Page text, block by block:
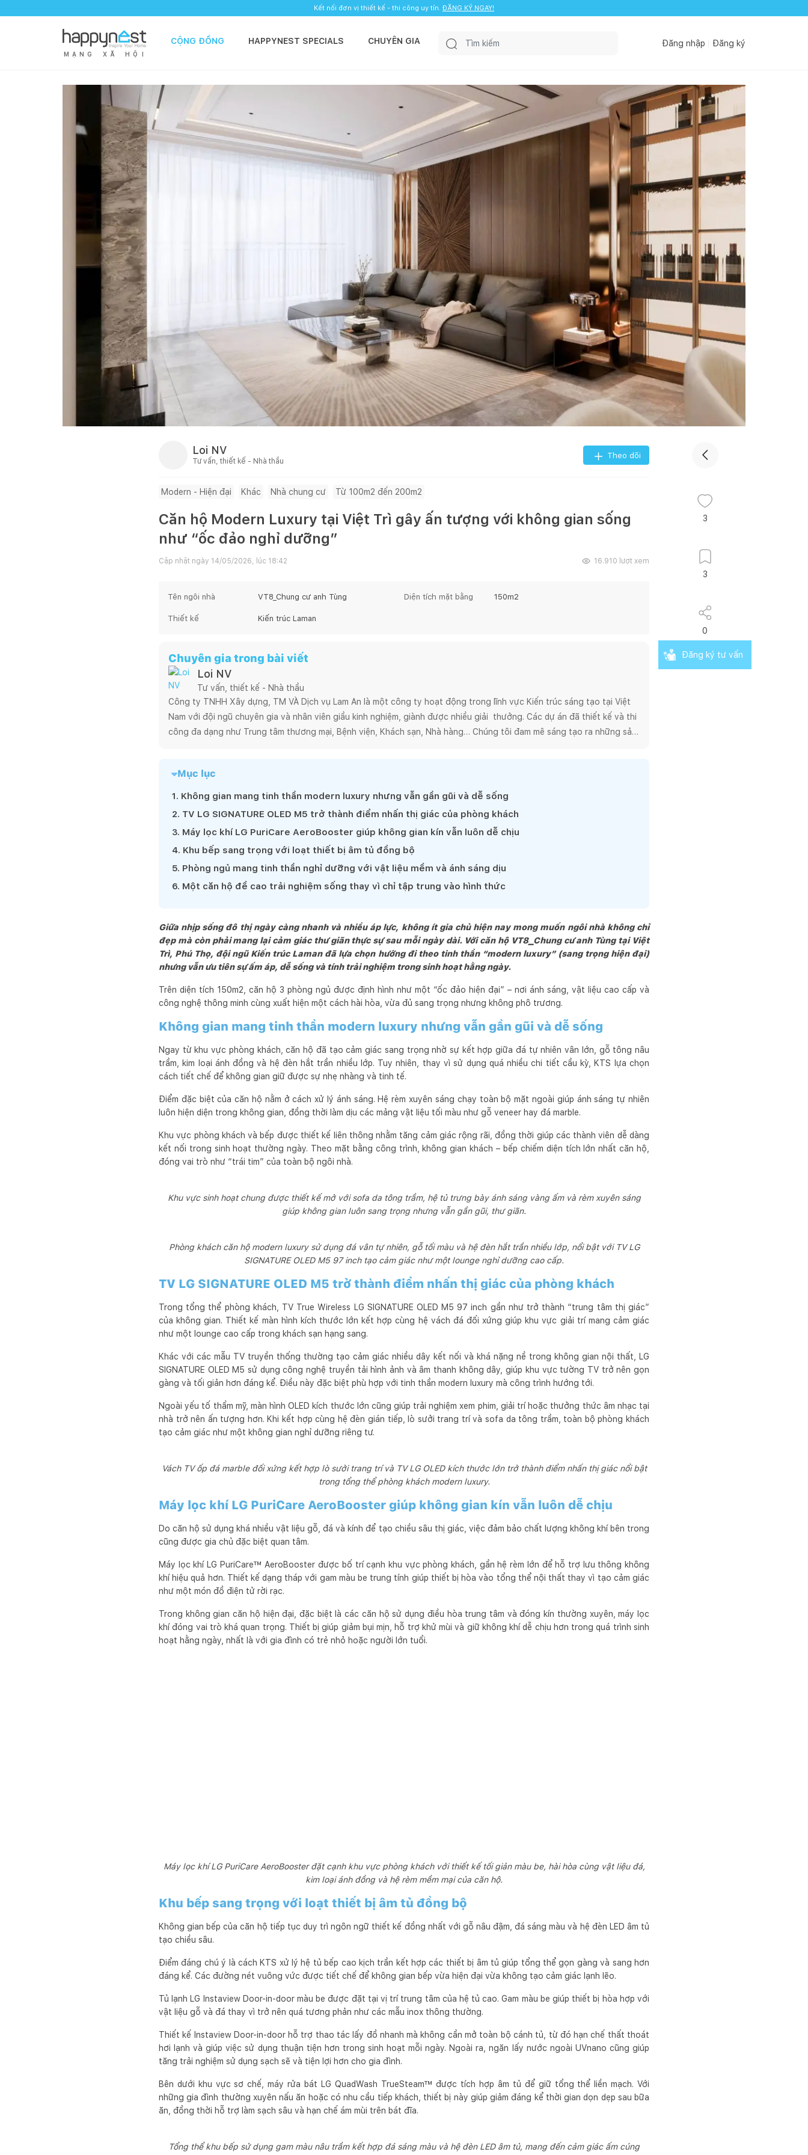
Kết nối đơn vị thiết kế - thi công uy tín. ĐĂNG KÝ NGAY!
M Ạ N G X Ã H Ộ I
CỘNG ĐỒNG HAPPYNEST SPECIALS CHUYÊN GIA Đăng nhập Đăng ký
Loi NV
Tư vấn, thiết kế - Nhà thầu
Theo dõi
Modern - Hiện đại Khác Nhà chung cư Từ 100m2 đến 200m2
Căn hộ Modern Luxury tại Việt Trì gây ấn tượng với không gian sống
như “ốc đảo nghỉ dưỡng”
Cập nhật ngày 14/05/2026, lúc 18:42 16.910 lượt xem
Tên ngôi nhà VT8_Chung cư anh Tùng Diện tích mặt bằng 150m2
Thiết kế Kiến trúc Laman
Chuyên gia trong bài viết
Loi NV
Tư vấn, thiết kế - Nhà thầu
Công ty TNHH Xây dựng, TM VÀ Dịch vụ Lam An là một công ty hoạt động trong lĩnh vực Kiến trúc sáng tạo tại Việt
Nam với đội ngũ chuyên gia và nhân viên giầu kinh nghiệm, giành được nhiều giải  thưởng. Các dự án đã thiết kế và thi
công đa dạng như Trung tâm thương mại, Bệnh viện, Khách sạn, Nhà hàng… Chúng tôi đam mê sáng tạo ra những sản
nhất với chi phí hiệu quả.
LAMAN hướng tới một kiến trúc bền vững, thân thiện và xuất phát từ cuộc sống. Chúng tôi là một tập thể các kiến
trúc sư và chuyên gia  kỹ thuật tâm huyết, sáng tạo, đề cao các giải pháp thiết kế mang lại giá trị thẩm mĩ  và kinh tế
cho khách hàng.  Chúng tôi cam kết mang lại những giá trị về mặt giải pháp tối ưu không gian, vật liệu thân thiện và
tiết kiệm, phù hợp với nhu cầu cụ thể của từng khách hàng.
Chúng tôi đặt  khách hàng và người sử dụng là đối tượng  trung tâm của công việc. Để chúng ta Cùng nhau tạo ra
những sản phẩm công trình không chỉ tuyệt vời và độ bền cao mà còn là tác phẩm kiến trúc  nghệ thuật, mang tính
thời đại .
Mục lục
1. Không gian mang tinh thần modern luxury nhưng vẫn gần gũi và dễ sống
2. TV LG SIGNATURE OLED M5 trở thành điểm nhấn thị giác của phòng khách
3. Máy lọc khí LG PuriCare AeroBooster giúp không gian kín vẫn luôn dễ chịu
4. Khu bếp sang trọng với loạt thiết bị âm tủ đồng bộ
5. Phòng ngủ mang tinh thần nghỉ dưỡng với vật liệu mềm và ánh sáng dịu
6. Một căn hộ đề cao trải nghiệm sống thay vì chỉ tập trung vào hình thức
Giữa nhịp sống đô thị ngày càng nhanh và nhiều áp lực, không ít gia chủ hiện nay mong muốn ngôi nhà không chỉ
đẹp mà còn phải mang lại cảm giác thư giãn thực sự sau mỗi ngày dài. Với căn hộ VT8_Chung cư anh Tùng tại Việt
Trì, Phú Thọ, đội ngũ Kiến trúc Laman đã lựa chọn hướng đi theo tinh thần “modern luxury” (sang trọng hiện đại)
nhưng vẫn ưu tiên sự ấm áp, dễ sống và tính trải nghiệm trong sinh hoạt hằng ngày.
Trên diện tích 150m2, căn hộ 3 phòng ngủ được định hình như một “ốc đảo hiện đại” – nơi ánh sáng, vật liệu cao cấp và
công nghệ thông minh cùng xuất hiện một cách hài hòa, vừa đủ sang trọng nhưng không phô trương.
Không gian mang tinh thần modern luxury nhưng vẫn gần gũi và dễ sống
Ngay từ khu vực phòng khách, căn hộ đã tạo cảm giác sang trọng nhờ sự kết hợp giữa đá tự nhiên vân lớn, gỗ tông nâu
trầm, kim loại ánh đồng và hệ đèn hắt trần nhiều lớp. Tuy nhiên, thay vì sử dụng quá nhiều chi tiết cầu kỳ, KTS lựa chọn
cách tiết chế để không gian giữ được sự nhẹ nhàng và tinh tế.
Điểm đặc biệt của căn hộ nằm ở cách xử lý ánh sáng. Hệ rèm xuyên sáng chạy toàn bộ mặt ngoài giúp ánh sáng tự nhiên
luôn hiện diện trong không gian, đồng thời làm dịu các mảng vật liệu tối màu như gỗ veneer hay đá marble.
Khu vực phòng khách và bếp được thiết kế liên thông nhằm tăng cảm giác rộng rãi, đồng thời giúp các thành viên dễ dàng
kết nối trong sinh hoạt thường ngày. Theo mặt bằng công trình, không gian khách – bếp chiếm diện tích lớn nhất căn hộ,
đóng vai trò như “trái tim” của toàn bộ ngôi nhà.
Khu vực sinh hoạt chung được thiết kế mở với sofa da tông trầm, hệ tủ trưng bày ánh sáng vàng ấm và rèm xuyên sáng
giúp không gian luôn sang trọng nhưng vẫn gần gũi, thư giãn.
Phòng khách căn hộ modern luxury sử dụng đá vân tự nhiên, gỗ tối màu và hệ đèn hắt trần nhiều lớp, nổi bật với TV LG
SIGNATURE OLED M5 97 inch tạo cảm giác như một lounge nghỉ dưỡng cao cấp.
TV LG SIGNATURE OLED M5 trở thành điểm nhấn thị giác của phòng khách
Trong tổng thể phòng khách, TV True Wireless LG SIGNATURE OLED M5 97 inch gần như trở thành “trung tâm thị giác”
của không gian. Thiết kế màn hình kích thước lớn kết hợp cùng hệ vách đá đối xứng giúp khu vực giải trí mang cảm giác
như một lounge cao cấp trong khách sạn hạng sang.
Khác với các mẫu TV truyền thống thường tạo cảm giác nhiều dây kết nối và khá nặng nề trong không gian nội thất, LG
SIGNATURE OLED M5 sử dụng công nghệ truyền tải hình ảnh và âm thanh không dây, giúp khu vực tường TV trở nên gọn
gàng và tối giản hơn đáng kể. Điều này đặc biệt phù hợp với tinh thần modern luxury mà công trình hướng tới.
Ngoài yếu tố thẩm mỹ, màn hình OLED kích thước lớn cũng giúp trải nghiệm xem phim, giải trí hoặc thưởng thức âm nhạc tại
nhà trở nên ấn tượng hơn. Khi kết hợp cùng hệ đèn gián tiếp, lò sưởi trang trí và sofa da tông trầm, toàn bộ phòng khách
tạo cảm giác như một không gian nghỉ dưỡng riêng tư.
Vách TV ốp đá marble đối xứng kết hợp lò sưởi trang trí và TV LG OLED kích thước lớn trở thành điểm nhấn thị giác nổi bật
trong tổng thể phòng khách modern luxury.
Máy lọc khí LG PuriCare AeroBooster giúp không gian kín vẫn luôn dễ chịu
Do căn hộ sử dụng khá nhiều vật liệu gỗ, đá và kính để tạo chiều sâu thị giác, việc đảm bảo chất lượng không khí bên trong
cũng được gia chủ đặc biệt quan tâm.
Máy lọc khí LG PuriCare™ AeroBooster được bố trí cạnh khu vực phòng khách, gần hệ rèm lớn để hỗ trợ lưu thông không
khí hiệu quả hơn. Thiết kế dạng tháp với gam màu be trung tính giúp thiết bị hòa vào tổng thể nội thất thay vì tạo cảm giác
như một món đồ điện tử rời rạc.
Trong không gian căn hộ hiện đại, đặc biệt là các căn hộ sử dụng điều hòa trung tâm và đóng kín thường xuyên, máy lọc
khí đóng vai trò khá quan trọng. Thiết bị giúp giảm bụi mịn, hỗ trợ khử mùi và giữ không khí dễ chịu hơn trong quá trình sinh
hoạt hằng ngày, nhất là với gia đình có trẻ nhỏ hoặc người lớn tuổi.
Máy lọc khí LG PuriCare AeroBooster đặt cạnh khu vực phòng khách với thiết kế tối giản màu be, hài hòa cùng vật liệu đá,
kim loại ánh đồng và hệ rèm mềm mại của căn hộ.
Khu bếp sang trọng với loạt thiết bị âm tủ đồng bộ
Không gian bếp của căn hộ tiếp tục duy trì ngôn ngữ thiết kế đồng nhất với gỗ nâu đậm, đá sáng màu và hệ đèn LED âm tủ
tạo chiều sâu.
Điểm đáng chú ý là cách KTS xử lý hệ tủ bếp cao kịch trần kết hợp các thiết bị âm tủ giúp tổng thể gọn gàng và sang hơn
đáng kể. Các đường nét vuông vức được tiết chế để không gian bếp vừa hiện đại vừa không tạo cảm giác lạnh lẽo.
Tủ lạnh LG Instaview Door-in-door màu be được đặt tại vị trí trung tâm của hệ tủ cao. Gam màu be giúp thiết bị hòa hợp với
vật liệu gỗ và đá thay vì trở nên quá tương phản như các mẫu inox thông thường.
Thiết kế Instaview Door-in-door hỗ trợ thao tác lấy đồ nhanh mà không cần mở toàn bộ cánh tủ, từ đó hạn chế thất thoát
hơi lạnh và giúp việc sử dụng thuận tiện hơn trong sinh hoạt mỗi ngày. Ngoài ra, ngăn lấy nước ngoài UVnano cũng giúp
tăng trải nghiệm sử dụng sạch sẽ và tiện lợi hơn cho gia đình.
Bên dưới khu vực sơ chế, máy rửa bát LG QuadWash TrueSteam™ được tích hợp âm tủ để giữ tổng thể liền mạch. Với
những gia đình thường xuyên nấu ăn hoặc có nhu cầu tiếp khách, thiết bị này giúp giảm đáng kể thời gian dọn dẹp sau bữa
ăn, đồng thời hỗ trợ làm sạch sâu và hạn chế ám mùi trên bát đĩa.
Tổng thể khu bếp sử dụng gam màu nâu trầm kết hợp đá sáng màu và hệ đèn LED âm tủ, mang đến cảm giác ấm cúng
3
3
0
Đăng ký tư vấn